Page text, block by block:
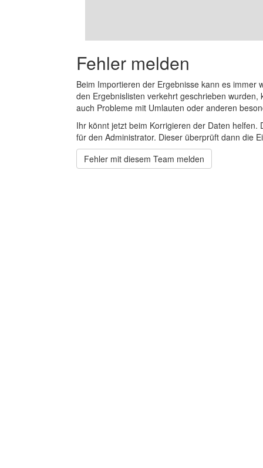
Fehler melden
Beim Importieren der Ergebnisse kann es
den Ergebnislisten verkehrt geschrieben
auch Probleme mit Umlauten oder anderen
Ihr könnt jetzt beim Korrigieren der Daten
für den Administrator. Dieser überprüft dann die
Fehler mit diesem Team melden